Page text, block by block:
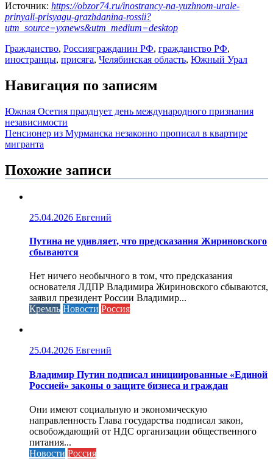
Источник: https://obzor74.ru/inostrancy-na-yuzhnom-urale-
prinyali-prisyagu-grazhdanina-rossii?
utm_source=yxnews&utm_medium=desktop
Гражданство, Россиягражданин РФ, гражданство РФ,
иностранцы, присяга, Челябинская область, Южный Урал
Навигация по записям
Южная Осетия празднует день международного признания
независимости
Пенсионер из Мурманска незаконно прописал в квартире
мигранта
Похожие записи
25.04.2026 Евгений
Путина не удивляет, что предсказания Жириновского
сбываются
Нет ничего необычного в том, что предсказания
основателя ЛДПР Владимира Жириновского сбываются,
заявил президент России Владимир...
Кремль Новости Россия
25.04.2026 Евгений
Владимир Путин подписал инициированные «Единой
Россией» законы о защите бизнеса и граждан
Они имеют социальную и экономическую
направленность Глава государства подписал закон,
освобождающий от НДС организации общественного
питания...
Новости Россия